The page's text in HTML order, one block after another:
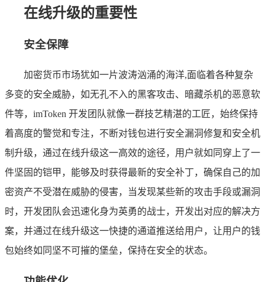
在线升级的重要性
安全保障
加密货币市场犹如一片波涛汹涌的海洋,面临着各种复杂
多变的安全威胁，如无孔不入的黑客攻击、暗藏杀机的恶意软
件等，imToken 开发团队就像一群技艺精湛的工匠，始终保持
着高度的警觉和专注，不断对钱包进行安全漏洞修复和安全机
制升级，通过在线升级这一高效的途径，用户就如同穿上了一
件坚固的铠甲，能够及时获得最新的安全补丁，确保自己的加
密资产不受潜在威胁的侵害，当发现某些新的攻击手段或漏洞
时，开发团队会迅速化身为英勇的战士，开发出对应的解决方
案，并通过在线升级这一快捷的通道推送给用户，让用户的钱
包始终如同坚不可摧的堡垒，保持在安全的状态。